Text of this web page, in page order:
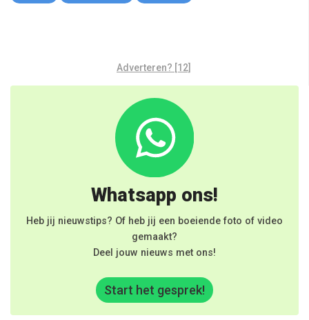
Adverteren? [12]
Whatsapp ons!
Heb jij nieuwstips? Of heb jij een boeiende foto of video
gemaakt?
Deel jouw nieuws met ons!
Start het gesprek!